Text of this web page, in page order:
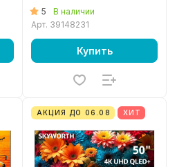
HDR10+ 144Hz Dolby
Vision IQ GoogleTV
5
В наличии
Арт. 39148231
Купить
АКЦИЯ ДО 06.08 ХИТ